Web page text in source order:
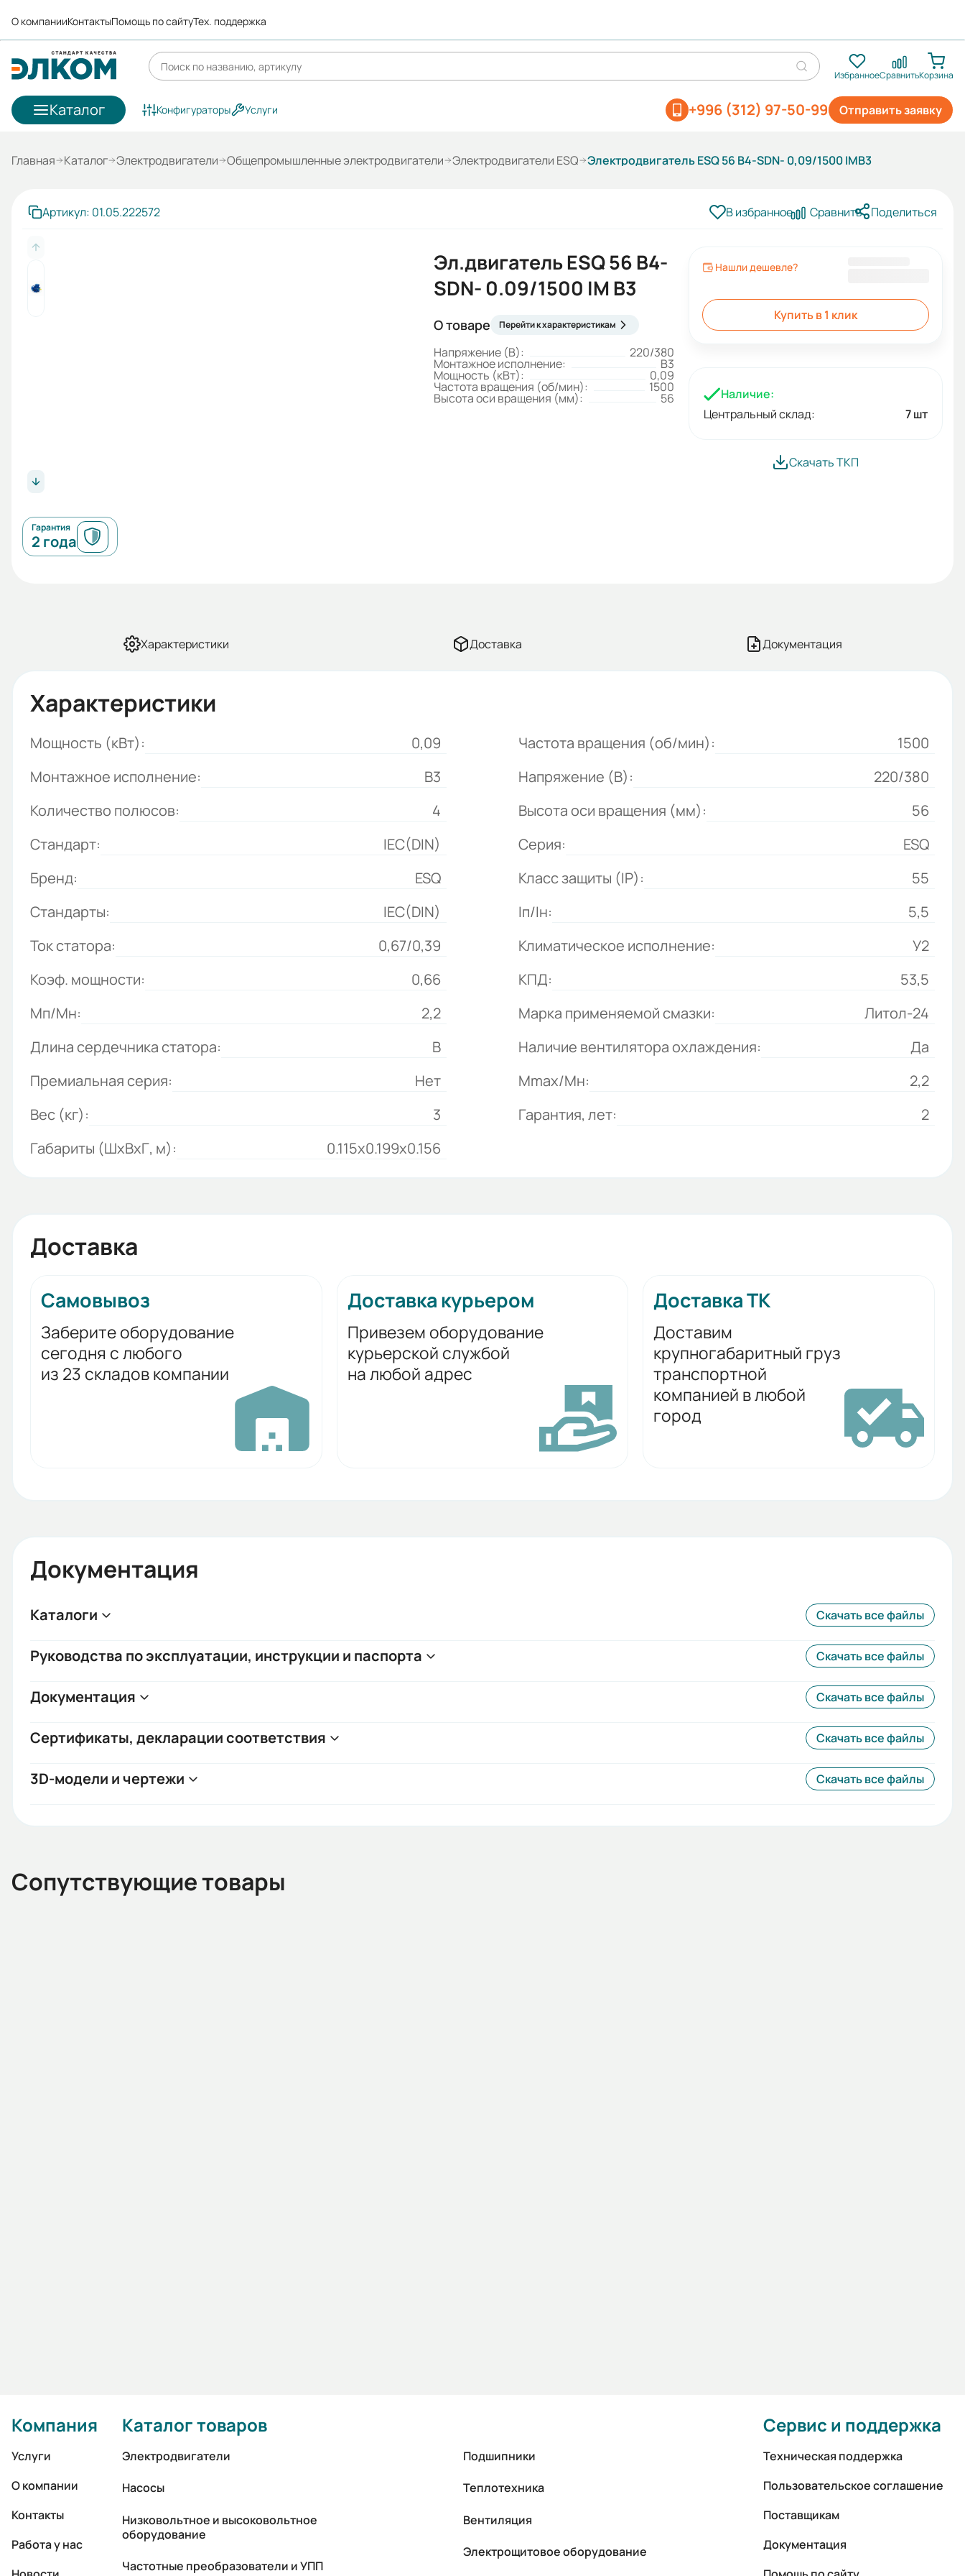
О компанииКонтактыПомощь по сайтуТех. поддержка
ИзбранноеСравнитьКорзина
Каталог Отправить заявку
+996 (312) 97-50-99
Конфигураторы Услуги
Главная Каталог Электродвигатели Общепромышленные электродвигатели Электродвигатели ESQ Электродвигатель ESQ 56 B4-SDN- 0,09/1500 IMB3
Артикул: 01.05.222572 В избранное Сравнить Поделиться
Гарантия
2 года
Эл.двигатель ESQ 56 B4-
SDN- 0.09/1500 IM B3
О товаре Перейти к характеристикам
Напряжение (В): 220/380
Монтажное исполнение: B3
Мощность (кВт): 0,09
Частота вращения (об/мин): 1500
Высота оси вращения (мм): 56
Нашли дешевле?
Купить в 1 клик
Наличие:
Центральный склад:
7 шт
Скачать ТКП
Характеристики Доставка Документация
Характеристики
Мощность (кВт): 0,09 Частота вращения (об/мин):
1500
Монтажное исполнение:
B3 Напряжение (В):
220/380
Количество полюсов:
4 Высота оси вращения (мм):
56
Стандарт:
IEC(DIN) Серия:
ESQ
Бренд:
ESQ Класс защиты (IP):
55
Стандарты:
IEC(DIN) Iп/Iн:
5,5
Ток статора:
0,67/0,39 Климатическое исполнение:
У2
Коэф. мощности:
0,66 КПД:
53,5
Мп/Мн:
2,2 Марка применяемой смазки:
Литол-24
Длина сердечника статора:
В Наличие вентилятора охлаждения:
Да
Премиальная серия:
Нет Mmax/Mн:
2,2
Вес (кг):
3 Гарантия, лет:
2
Габариты (ШхВхГ, м):
0.115x0.199x0.156
Доставка
Самовывоз
Заберите оборудование
сегодня с любого
из 23 складов компании
Доставка курьером
Привезем оборудование
курьерской службой
на любой адрес
Доставка ТК
Доставим
крупногабаритный груз
транспортной
компанией в любой
город
Документация
Каталоги Скачать все файлы
Руководства по эксплуатации, инструкции и паспорта Скачать все файлы
Документация Скачать все файлы
Сертификаты, декларации соответствия Скачать все файлы
3D-модели и чертежи Скачать все файлы
Сопутствующие товары
Компания
Услуги
О компании
Контакты
Работа у нас
Каталог товаров
Электродвигатели
Насосы
Низковольтное и высоковольтное
оборудование
Частотные преобразователи и УПП
Подшипники
Теплотехника
Вентиляция
Электрощитовое оборудование
Сервис и поддержка
Техническая поддержка
Пользовательское соглашение
Поставщикам
Документация